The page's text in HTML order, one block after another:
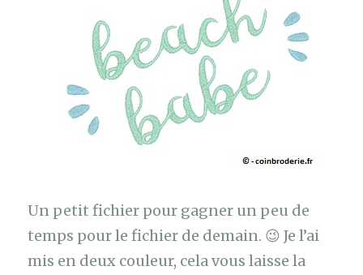
Un petit fichier pour gagner un peu de
temps pour le fichier de demain. 😉 Je l’ai
mis en deux couleur, cela vous laisse la